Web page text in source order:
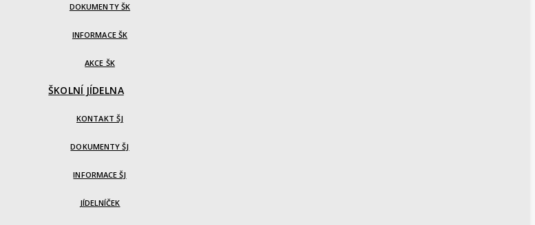
DOKUMENTY ŠK
INFORMACE ŠK
AKCE ŠK
ŠKOLNÍ JÍDELNA
KONTAKT ŠJ
DOKUMENTY ŠJ
INFORMACE ŠJ
JÍDELNÍČEK